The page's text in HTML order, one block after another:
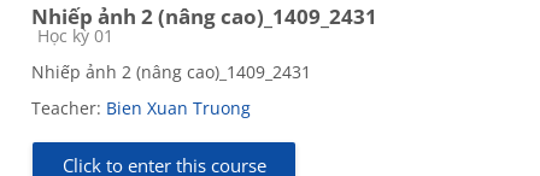
Nhiếp ảnh 2 (nâng cao)_1409_2431
Course category
Học kỳ 01
Nhiếp ảnh 2 (nâng cao)_1409_2431
Teacher: Bien Xuan Truong
Click to enter this course